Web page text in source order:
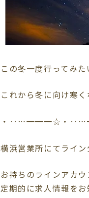
この冬一度行ってみた
これから冬に向け寒
・‥…━━━☆・
横浜営業所にてライ
お持ちのラインアカ
定期的に求人情報を